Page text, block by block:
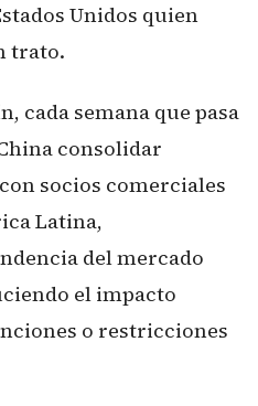
Unidos quien
trato.
cada semana que pasa
consolidar
socios comerciales
Latina,
del mercado
el impacto
o restricciones